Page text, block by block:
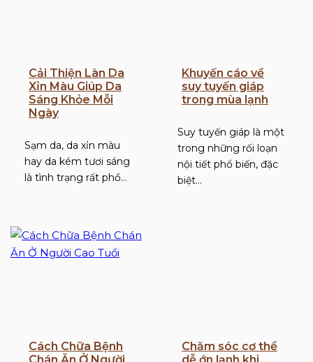
Cải Thiện Làn Da
Xỉn Màu Giúp Da
Sáng Khỏe Mỗi
Ngày
Sạm da, da xỉn màu
hay da kém tươi sáng
là tình trạng rất phổ…
Khuyến cáo về
suy tuyến giáp
trong mùa lạnh
Suy tuyến giáp là một
trong những rối loạn
nội tiết phổ biến, đặc
biệt…
Cách Chữa Bệnh
Chăm sóc cơ thể